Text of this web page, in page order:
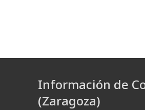
Información de
(Zaragoza)